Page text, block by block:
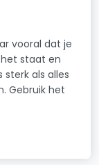
vooral dat je
staat en
als alles
Gebruik het